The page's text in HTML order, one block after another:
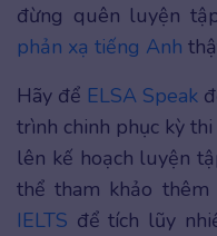
đừng quên luyện
phản xạ tiếng Anh
Hãy để ELSA Speak
trình chinh phục kỳ
lên kế hoạch luyện
thể tham khảo
IELTS để tích lũy